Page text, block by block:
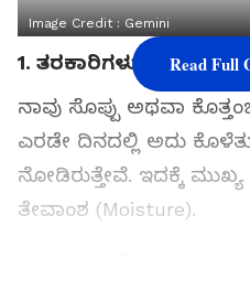
Image Credit :Gemini
1. ತರಕಾರಿಗಳು ಕೊಳೆಯಲ್ಲ,
ನಾವು ಸೊಪ್ಪು ಅಥವಾ
ಎರಡೇ ದಿನದಲ್ಲಿ ಅದು
ನೋಡಿರುತ್ತೇವೆ. ಇದಕ್ಕೆ
ತೇವಾಂಶ (Moisture).
Read Full